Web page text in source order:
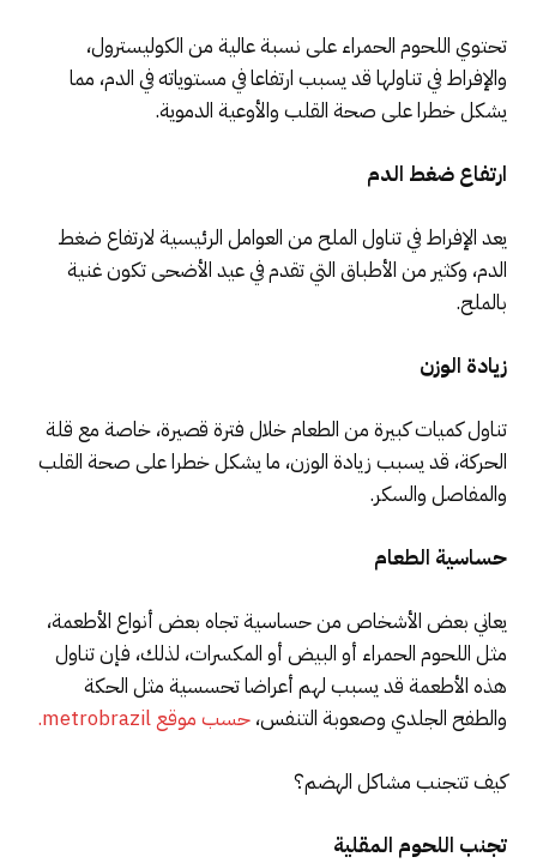
تحتوي اللحوم الحمراء على نسبة عالية من الكوليسترول،
والإفراط في تناولها قد يسبب ارتفاعا في مستوياته في الدم، مما
يشكل خطرا على صحة القلب والأوعية الدموية.
ارتفاع ضغط الدم
يعد الإفراط في تناول الملح من العوامل الرئيسية لارتفاع ضغط
الدم، وكثير من الأطباق التي تقدم في عيد الأضحى تكون غنية
بالملح.
زيادة الوزن
تناول كميات كبيرة من الطعام خلال فترة قصيرة، خاصة مع قلة
الحركة، قد يسبب زيادة الوزن، ما يشكل خطرا على صحة القلب
والمفاصل والسكر.
حساسية الطعام
يعاني بعض الأشخاص من حساسية تجاه بعض أنواع الأطعمة،
مثل اللحوم الحمراء أو البيض أو المكسرات، لذلك، فإن تناول
هذه الأطعمة قد يسبب لهم أعراضا تحسسية مثل الحكة
والطفح الجلدي وصعوبة التنفس، حسب موقع metrobrazil.
كيف تتجنب مشاكل الهضم؟
تجنب اللحوم المقلية